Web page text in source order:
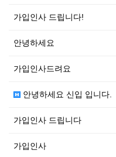
가입인사 드립니다!
안녕하세요
가입인사드려요
안녕하세요 신입 입니다.
가입인사 드립니다
가입인사